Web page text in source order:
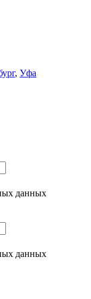
, Уфа
данных
данных